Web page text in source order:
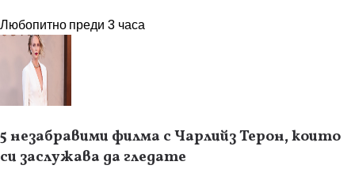
Любопитнопреди 3 часа
5 незабравими филма с Чарлийз Терон, които
си заслужава да гледате